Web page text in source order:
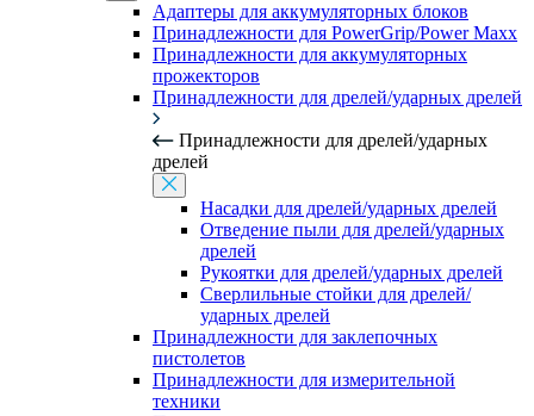
Адаптеры для аккумуляторных блоков
Принадлежности для PowerGrip/Power Maxx
Принадлежности для аккумуляторных
прожекторов
Принадлежности для дрелей/ударных дрелей
Принадлежности для дрелей/ударных
дрелей
Насадки для дрелей/ударных дрелей
Отведение пыли для дрелей/ударных
дрелей
Рукоятки для дрелей/ударных дрелей
Сверлильные стойки для дрелей/
ударных дрелей
Принадлежности для заклепочных
пистолетов
Принадлежности для измерительной
техники